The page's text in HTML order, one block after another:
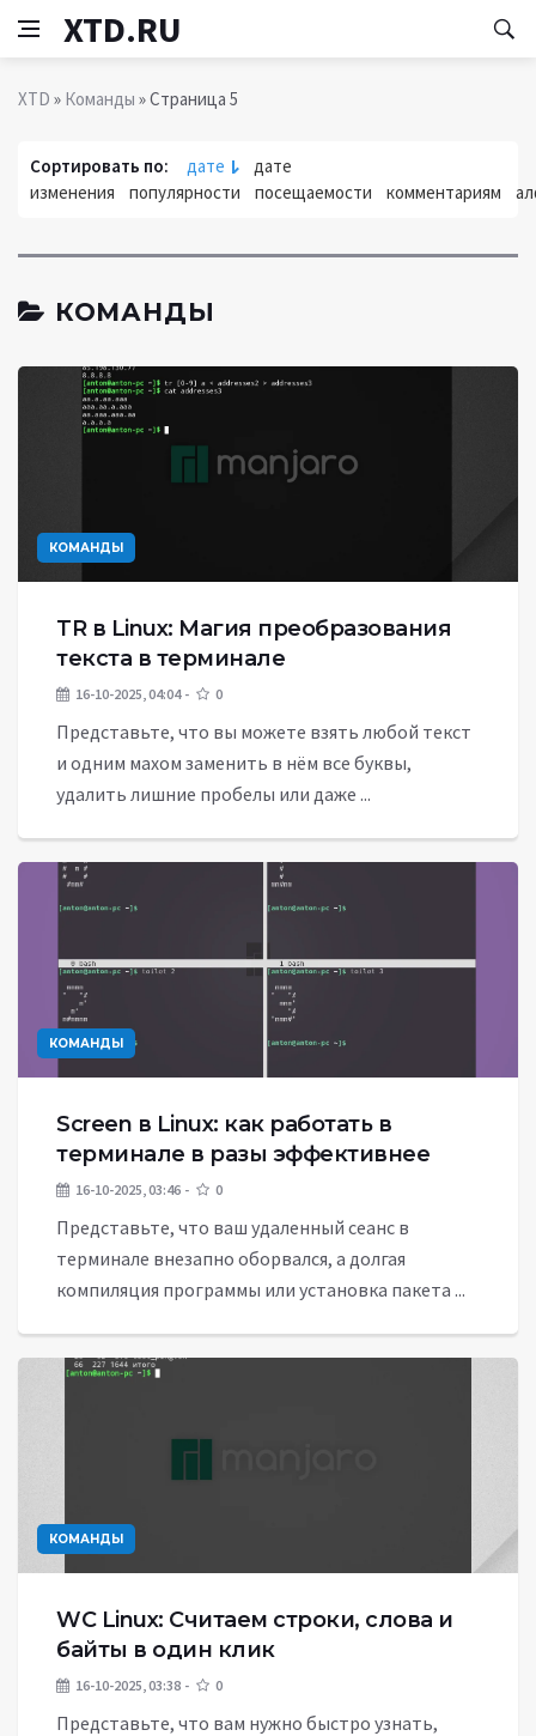
XTD.RU
XTD » Команды » Страница 5
Сортировать по: дате
дате
изменения
популярности посещаемости комментариям
КОМАНДЫ
КОМАНДЫ
TR в Linux: Магия преобразования
текста в терминале
16-10-2025, 04:04 0
Представьте, что вы можете взять любой текст
и одним махом заменить в нём все буквы,
удалить лишние пробелы или даже ...
КОМАНДЫ
Screen в Linux: как работать в
терминале в разы эффективнее
16-10-2025, 03:46 0
Представьте, что ваш удаленный сеанс в
терминале внезапно оборвался, а долгая
компиляция программы или установка пакета ...
КОМАНДЫ
WC Linux: Считаем строки, слова и
байты в один клик
16-10-2025, 03:38 0
Представьте, что вам нужно быстро узнать,